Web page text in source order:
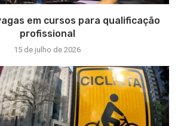
em cursos para qualificação
profissional
15 de julho de 2026